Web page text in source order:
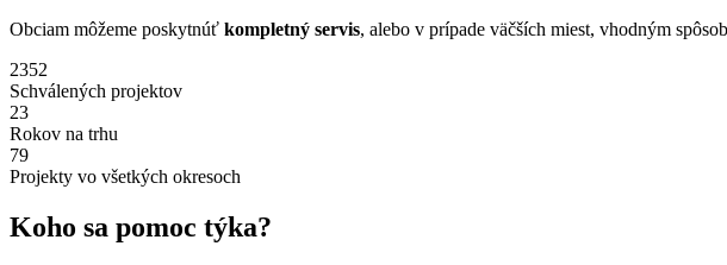
Obciam môžeme poskytnúť kompletný servis, alebo v prípade väčších miest, vhodným
2352
Schválených projektov
23
Rokov na trhu
79
Projekty vo všetkých okresoch
Koho sa pomoc týka?